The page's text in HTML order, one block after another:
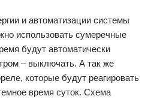
и автоматизации системы
использовать сумеречные
будут автоматически
– выключать. А так же
которые будут реагировать
время суток. Схема